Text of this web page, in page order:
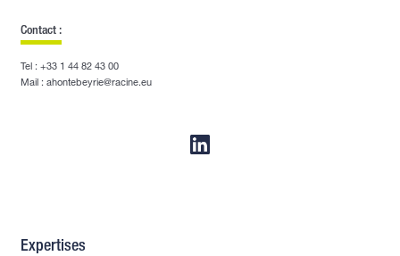
Contact :
Tel : +33 1 44 82 43 00
Mail : ahontebeyrie@racine.eu
Expertises